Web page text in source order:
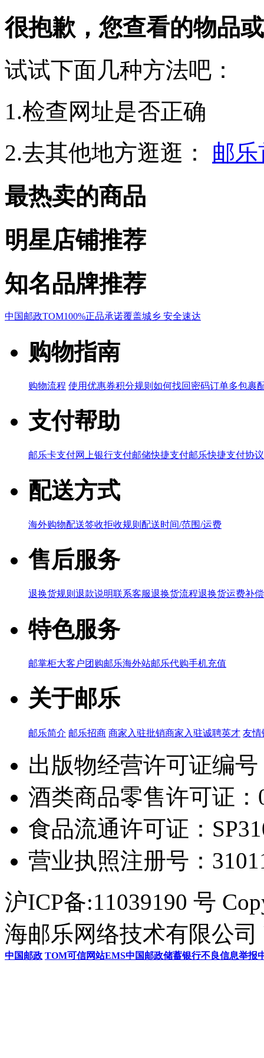
很抱歉，您查看的物品
试试下面几种方法吧：
1.检查网址是否正确
2.去其他地方逛逛：
邮
最热卖的商品
明星店铺推荐
知名品牌推荐
中国邮政TOM100%正品承诺覆盖城乡 安全速达
购物指南
购物流程 使用优惠券积分规则 如何找回密码订单多包裹
支付帮助
邮乐卡支付网上银行支付邮储快捷支付邮乐快捷支付协议
配送方式
海外购物配送签收拒收规则 配送时间/范围/运费
售后服务
退换货规则 退款说明联系客服退换货流程退换货运费补
特色服务
邮掌柜大客户团购邮乐海外站邮乐代购手机充值
关于邮乐
邮乐简介 邮乐招商 商家入驻批销商家入驻诚聘英才 友情
出版物经营许可证编
酒类商品零售许可证：
食品流通许可证：
营业执照注册号：
沪ICP备:11039190 号
海邮乐网络技术有限公司
中国邮政 TOM可信网站EMS中国邮政储蓄银行不良信息举报